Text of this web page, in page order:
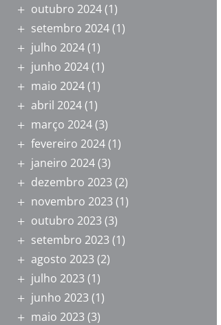
outubro 2024(1)
setembro 2024(1)
julho 2024(1)
junho 2024(1)
maio 2024(1)
abril 2024(1)
março 2024(3)
fevereiro 2024(1)
janeiro 2024(3)
dezembro 2023 (2)
novembro 2023 (1)
outubro 2023 (3)
setembro 2023 (1)
agosto 2023 (2)
julho 2023 (1)
junho 2023 (1)
maio 2023 (3)